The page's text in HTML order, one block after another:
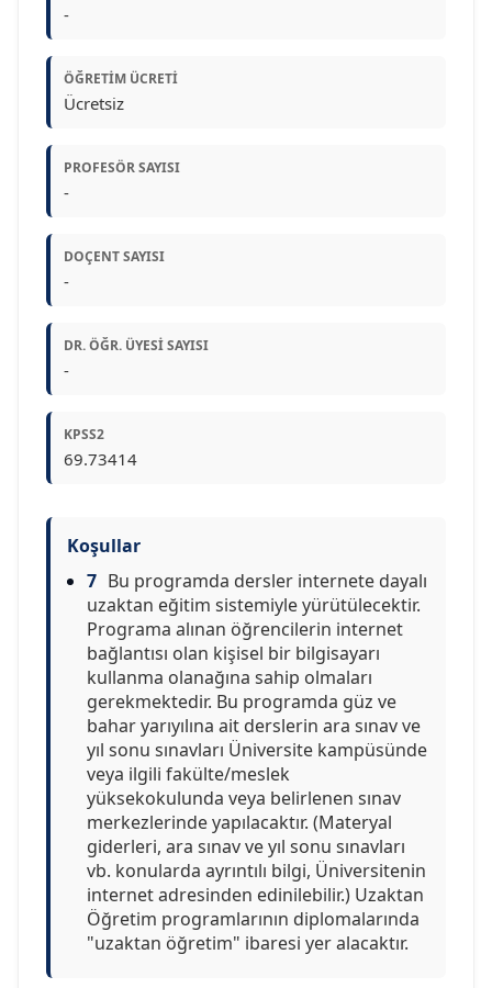
-
ÖĞRETIM ÜCRETI
Ücretsiz
PROFESÖR SAYISI
-
DOÇENT SAYISI
-
DR. ÖĞR. ÜYESI SAYISI
-
KPSS2
69.73414
Koşullar
7 Bu programda dersler internete dayalı
uzaktan eğitim sistemiyle yürütülecektir.
Programa alınan öğrencilerin internet
bağlantısı olan kişisel bir bilgisayarı
kullanma olanağına sahip olmaları
gerekmektedir. Bu programda güz ve
bahar yarıyılına ait derslerin ara sınav ve
yıl sonu sınavları Üniversite kampüsünde
veya ilgili fakülte/meslek
yüksekokulunda veya belirlenen sınav
merkezlerinde yapılacaktır. (Materyal
giderleri, ara sınav ve yıl sonu sınavları
vb. konularda ayrıntılı bilgi, Üniversitenin
internet adresinden edinilebilir.) Uzaktan
Öğretim programlarının diplomalarında
"uzaktan öğretim" ibaresi yer alacaktır.